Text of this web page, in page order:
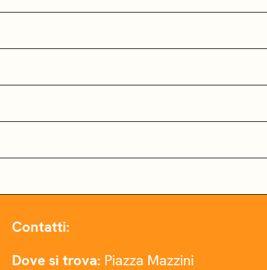
Contatti:
Dove si trova: Piazza Mazzini